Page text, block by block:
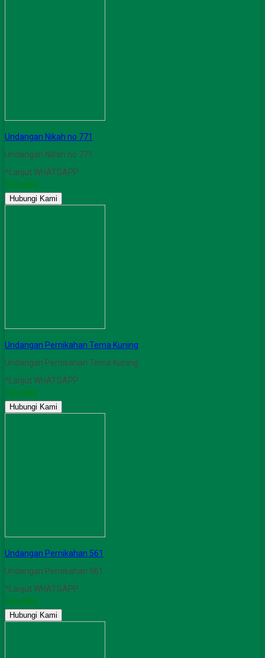
Undangan Nikah no 771
Undangan Nikah no 771
*Lanjut WHATSAPP
Tersedia
Hubungi Kami
Undangan Pernikahan Tema Kuning
Undangan Pernikahan Tema Kuning
*Lanjut WHATSAPP
Tersedia
Hubungi Kami
Undangan Pernikahan 561
Undangan Pernikahan 561
*Lanjut WHATSAPP
Tersedia
Hubungi Kami